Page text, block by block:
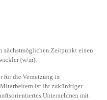
nächstmöglichen Zeitpunkt einen
(w/m).
für die Vernetzung in
ist Ihr zukünftiger
Unternehmen mit